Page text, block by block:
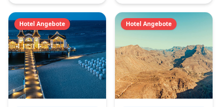
Hotel Angebote Hotel Angebote